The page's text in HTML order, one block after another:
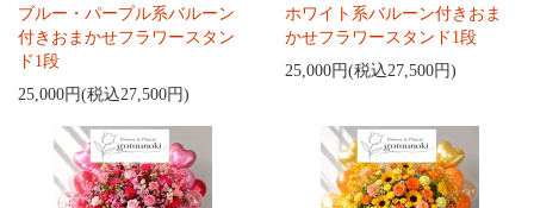
ブルー・パープル系バルーン
付きおまかせフラワースタン
ド1段
25,000円(税込27,500円)
ホワイト系バルーン付きおま
かせフラワースタンド1段
25,000円(税込27,500円)